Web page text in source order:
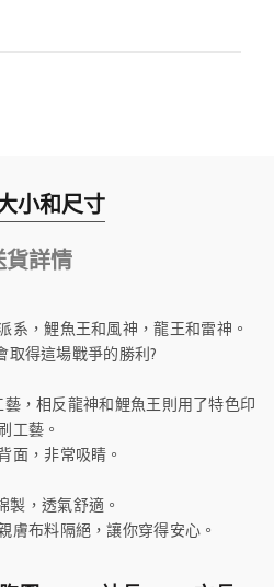
小和尺寸
貨詳情
系，鯉魚王和風神，龍王和雷神。
取得這場戰爭的勝利?
，相反龍神和鯉魚王則用了特色印
工藝。
面，非常吸睛。
製，透氣舒適。
膚布料隔絕，讓你穿得安心。